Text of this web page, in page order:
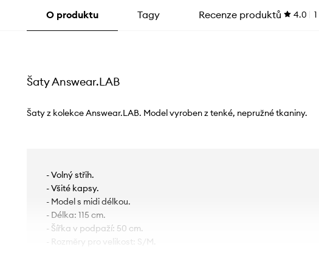
O produktu Tagy Recenze produktů 4.0 1
Šaty Answear.LAB
Šaty z kolekce Answear.LAB. Model vyroben z tenké, nepružné tkaniny.
- Volný střih.
- Všité kapsy.
- Model s midi délkou.
- Délka: 115 cm.
- Šířka v podpaží: 50 cm.
- Rozměry pro velikost: S/M.